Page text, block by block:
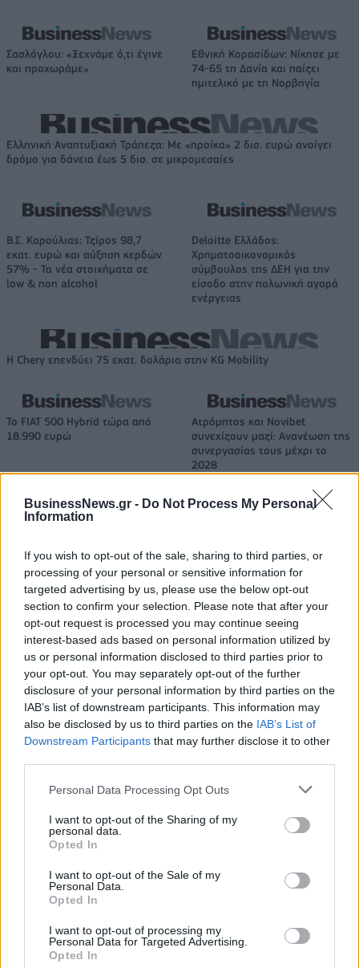
BusinessNews.gr - Do Not Process My Personal
Information
If you wish to opt-out of the sale, sharing to third parties, or
processing of your personal or sensitive information for
targeted advertising by us, please use the below opt-out
section to confirm your selection. Please note that after your
opt-out request is processed you may continue seeing
interest-based ads based on personal information utilized by
us or personal information disclosed to third parties prior to
your opt-out. You may separately opt-out of the further
disclosure of your personal information by third parties on the
IAB’s list of downstream participants. This information may
also be disclosed by us to third parties on the IAB’s List of
Downstream Participants that may further disclose it to other
Personal Data Processing Opt Outs
I want to opt-out of the Sharing of my
personal data.
Opted In
I want to opt-out of the Sale of my
Personal Data.
Opted In
I want to opt-out of processing my
Personal Data for Targeted Advertising.
Opted In
Σασλόγλου: «Ξεχνάμε ό,τι έγινε
και προχωράμε»
Εθνική Κορασίδων: Νίκησε με
74-65 τη Δανία και παίζει
ημιτελικό με τη Νορβηγία
Ελληνική Αναπτυξιακή Τράπεζα: Με «προίκα» 2 δισ. ευρώ ανοίγει
δρόμο για δάνεια έως 5 δισ. σε μικρομεσαίες
Β.Σ. Καρούλιας: Τζίρος 98,7
εκατ. ευρώ και αύξηση κερδών
57% - Τα νέα στοιχήματα σε
low & non alcohol
Deloitte Ελλάδος:
Χρηματοοικονομικός
σύμβουλος της ΔΕΗ για την
είσοδο στην πολωνική αγορά
ενέργειας
Η Chery επενδύει 75 εκατ. δολάρια στην KG Mobility
Το FIAT 500 Hybrid τώρα από
18.990 ευρώ
Ατρόμητος και Novibet
συνεχίζουν μαζί: Ανανέωση της
συνεργασίας τους μέχρι το
2028
Alpha Bank: Για πρώτη φορά το Αρχαίο Θέατρο Επιδαύρου άνοιξε τις
πύλες του σε όλους
ΠΕΡΙΣΣΌΤΕΡΑ ΣΕ ΑΥΤΉ ΤΗΝ ΚΑΤΗΓΟΡΊΑ
Σημάδια σταθεροποίησης
στο λιανεμπόριο
26/03/2018 - 03:00
μικρούς και μεγάλους